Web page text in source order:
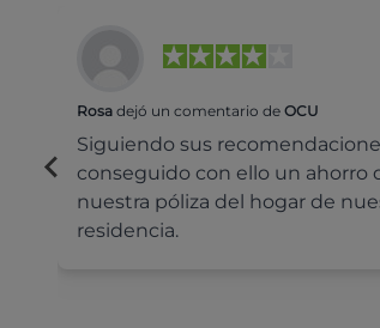
Rosa dejó un comentario de OCU
Siguiendo sus
conseguido con ello un ahorro
nuestra póliza del hogar de
residencia.